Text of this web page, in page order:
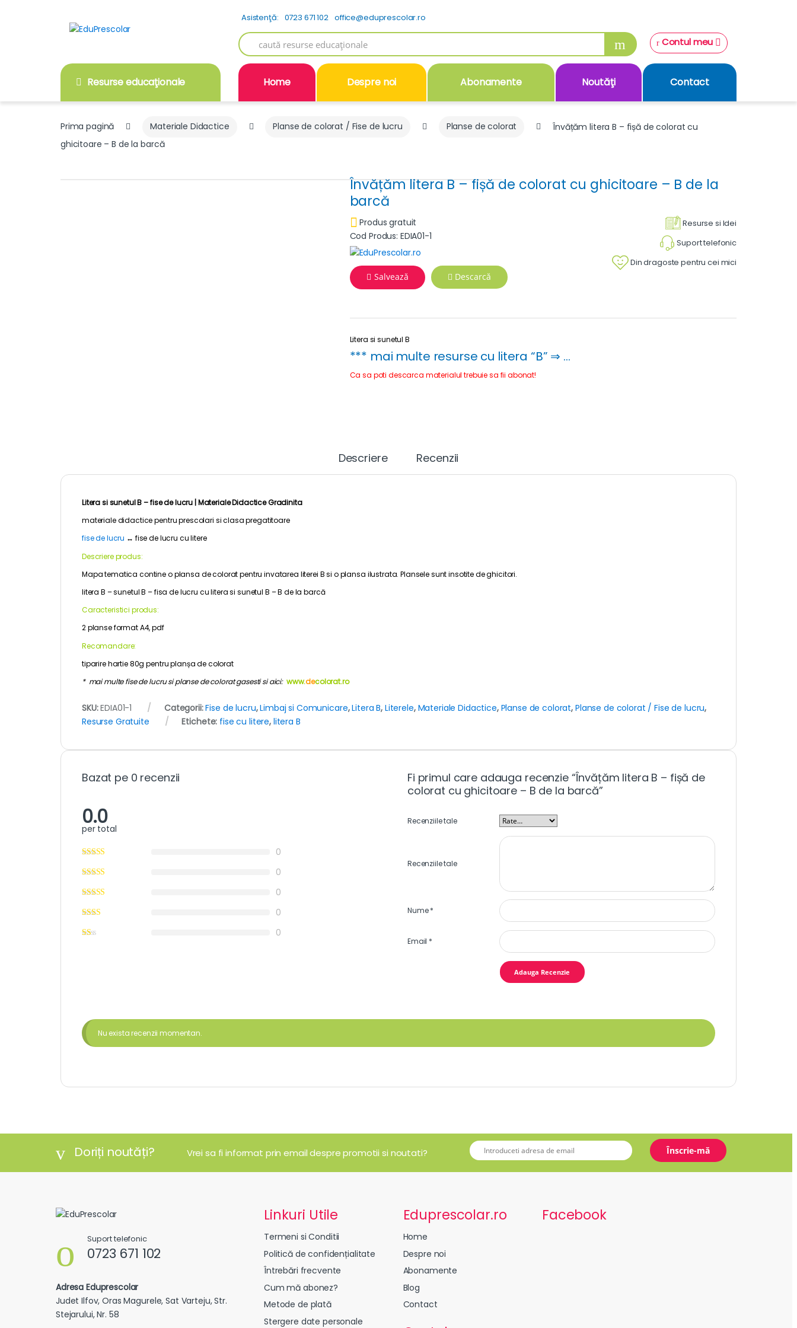
Asistenţă: 0723 671 102 office@eduprescolar.ro
Search
for:
Contul meu
Resurse educaţionale Home Despre noi Abonamente Noutăţi Contact
Prima pagină Materiale Didactice Planse de colorat / Fise de lucru Planse de colorat
Învățăm litera B – fișă de colorat cu
ghicitoare – B de la barcă
Învățăm litera B – fișă de colorat cu ghicitoare – B de la
barcă
Resurse si Idei
Suport telefonic
Din dragoste pentru cei mici
Produs gratuit
Cod Produs: EDIA01-1
Salvează Descarcă
Litera si sunetul B
*** mai multe resurse cu litera “B” ⇒ …
Ca sa poti descarca materialul trebuie sa fii abonat!
Descriere Recenzii
Litera si sunetul B – fise de lucru | Materiale Didactice Gradinita
materiale didactice pentruprescolari si clasa pregatitoare
fise de lucru ↔ fise de lucru cu litere
Descriere produs:
Mapa tematica contine o plansa de colorat pentru invatarea literei B si o plansa ilustrata. Plansele sunt insotite de ghicitori.
litera B – sunetul B – fisa de lucru cu litera si sunetul B – B de la barcă
Caracteristici produs:
2 planse format A4, pdf
Recomandare:
tiparire hartie 80g pentru planșa de colorat
* mai multe fise de lucru si planse de colorat gasesti si aici: www.decolorat.ro
SKU:EDIA01-1 Categorii:Fise de lucru,Limbaj si Comunicare,Litera B, Literele, Materiale Didactice, Planse de colorat, Planse de colorat / Fise de lucru,
Resurse Gratuite
Etichete: fise cu litere, litera B
Bazat pe 0 recenzii
0.0
per total
0
0
0
0
0
Fi primul care adauga recenzie “Învățăm litera B – fișă de
colorat cu ghicitoare – B de la barcă”
Recenziile tale
Recenziile tale
Nume*
Email *
Nu exista recenzii momentan.
Doriți noutăți? Vrei sa fi informat prin email despre promotii si noutati?
Suport telefonic
0723 671 102
Adresa Eduprescolar
Judet Ilfov, Oras Magurele, Sat Varteju, Str.
Stejarului, Nr. 58
Linkuri Utile
Termeni si Conditii
Politică de confidențialitate
Întrebări frecvente
Cum mă abonez?
Metode de plată
Stergere date personale
Eduprescolar.ro
Home
Despre noi
Abonamente
Blog
Contact
Facebook